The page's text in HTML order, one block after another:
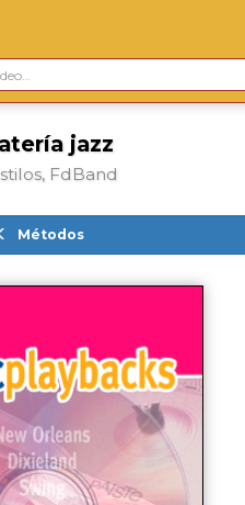
jazz
FdBand
Métodos